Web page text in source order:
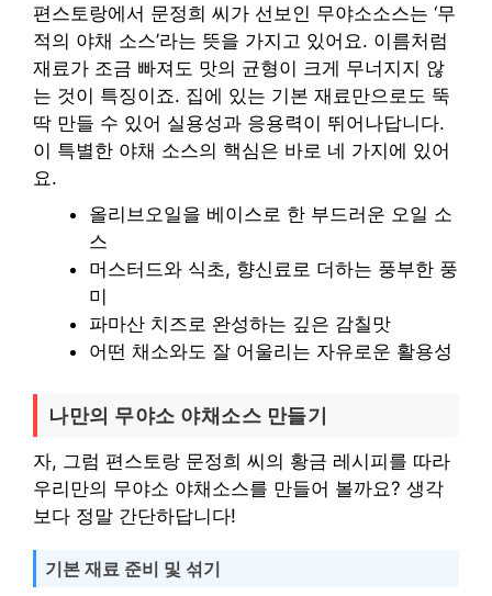
편스토랑에서 문정희 씨가 선보인 무야소소스는 ‘무
적의 야채 소스’라는 뜻을 가지고 있어요. 이름처럼
재료가 조금 빠져도 맛의 균형이 크게 무너지지 않
는 것이 특징이죠. 집에 있는 기본 재료만으로도 뚝
딱 만들 수 있어 실용성과 응용력이 뛰어나답니다.
이 특별한 야채 소스의 핵심은 바로 네 가지에 있어
요.
올리브오일을 베이스로 한 부드러운 오일 소
스
머스터드와 식초, 향신료로 더하는 풍부한 풍
미
파마산 치즈로 완성하는 깊은 감칠맛
어떤 채소와도 잘 어울리는 자유로운 활용성
나만의 무야소 야채소스 만들기
자, 그럼 편스토랑 문정희 씨의 황금 레시피를 따라
우리만의 무야소 야채소스를 만들어 볼까요? 생각
보다 정말 간단하답니다!
기본 재료 준비 및 섞기